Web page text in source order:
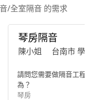
/全室隔音 的需求
琴房隔音
陳小姐 台南市 學
請問您需要做隔音工程的
為？
琴房